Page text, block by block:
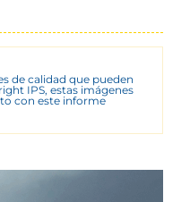
de calidad que pueden
IPS, estas imágenes
con este informe